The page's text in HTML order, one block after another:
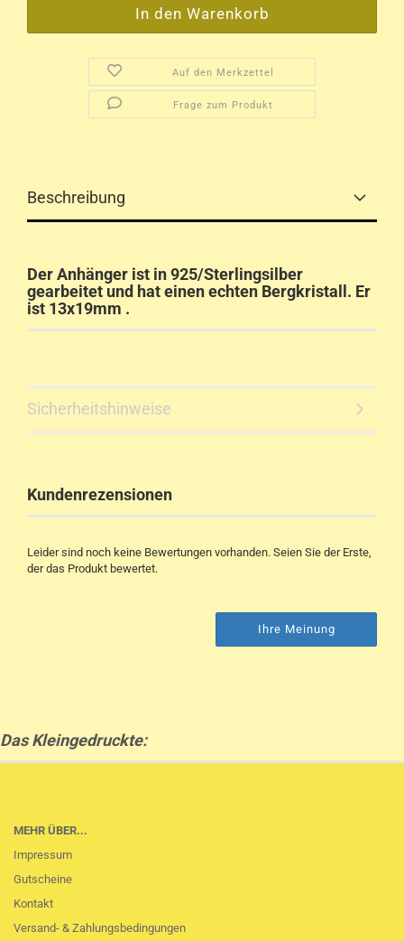
Auf den Merkzettel
Frage zum Produkt
Beschreibung
Der Anhänger ist in 925/Sterlingsilber
gearbeitet und hat einen echten Bergkristall. Er
ist 13x19mm .
Sicherheitshinweise
Kundenrezensionen
Leider sind noch keine Bewertungen vorhanden. Seien Sie der Erste,
der das Produkt bewertet.
Ihre Meinung
Das Kleingedruckte:
MEHR ÜBER...
Impressum
Gutscheine
Kontakt
Versand- & Zahlungsbedingungen